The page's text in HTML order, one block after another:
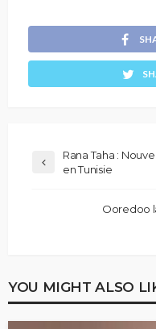
Rana Taha :
en Tunisie
Ooredoo
YOU MIGHT ALSO